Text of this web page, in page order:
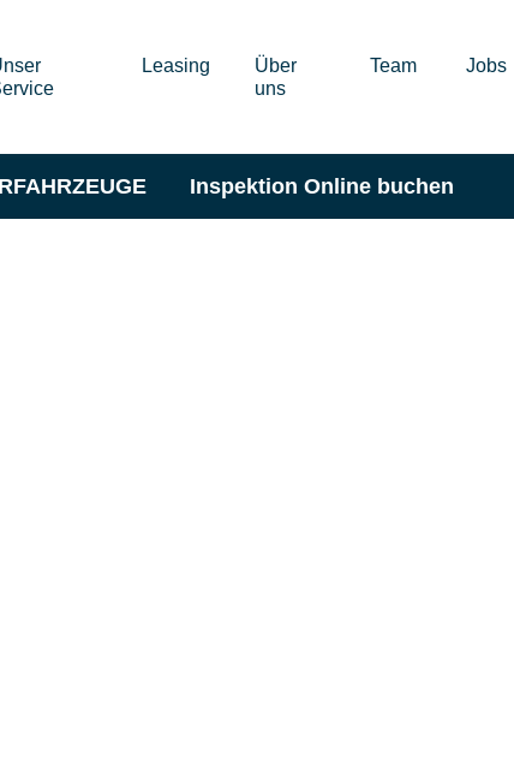
Leasing
Über
uns
Team Jobs
Inspektion Online buchen